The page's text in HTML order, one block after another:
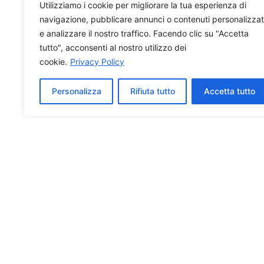
Utilizziamo i cookie per migliorare la tua esperienza di
navigazione, pubblicare annunci o contenuti
e analizzare il nostro traffico. Facendo clic su "Accetta
tutto", acconsenti al nostro utilizzo dei
cookie. Privacy Policy
Personalizza Rifiuta tutto Accetta tutto